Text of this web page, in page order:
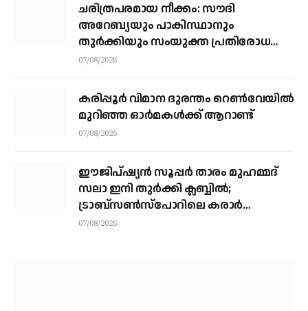
ചരിത്രപരമായ നീക്കം: സൗദി
അറേബ്യയും പാകിസ്ഥാനും
തുർക്കിയും സംയുക്ത പ്രതിരോധ
കരാറിൽ ഒപ്പുവെക്കുന്നു,
07/08/2026
കരിപ്പൂര്‍ വിമാന ദുരന്തം റെണ്‍വേയില്‍
മുറിഞ്ഞ ഓര്‍മകള്‍ക്ക് ആറാണ്ട്
07/08/2026
ഈജിപ്ഷ്യന്‍ സൂപ്പര്‍ താരം മുഹമ്മദ്
സലാ ഇനി തുര്‍ക്കി ക്ലബ്ബില്‍;
ട്രാബ്‌സണ്‍സ്‌പോറിലെ കരാര്‍
അവസാനഘട്ടത്തില്‍
07/08/2026